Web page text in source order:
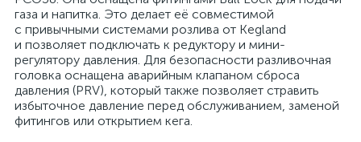
газа и напитка. Это делает её совместимой
с привычными системами розлива от Kegland
и позволяет подключать к редуктору и мини-
регулятору давления. Для безопасности разливочная
головка оснащена аварийным клапаном сброса
давления (PRV), который также позволяет стравить
избыточное давление перед обслуживанием, заменой
фитингов или открытием кега.